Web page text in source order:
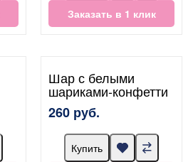
Заказать в 1 клик
Шар с белыми
шариками-конфетти
260 руб.
Купить